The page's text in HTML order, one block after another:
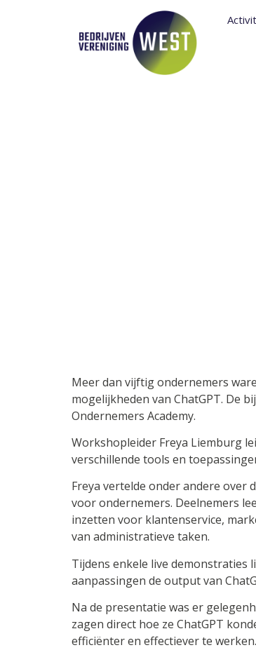
Meer dan vijftig ondernemers
mogelijkheden van ChatGPT. De
Ondernemers Academy.
Workshopleider Freya Liemburg
verschillende tools en
Freya vertelde onder andere over
voor ondernemers. Deelnemers
inzetten voor klantenservice,
van administratieve taken.
Tijdens enkele live demonstraties
aanpassingen de output van
Na de presentatie was er
zagen direct hoe ze ChatGPT
efficiënter en effectiever te werken.